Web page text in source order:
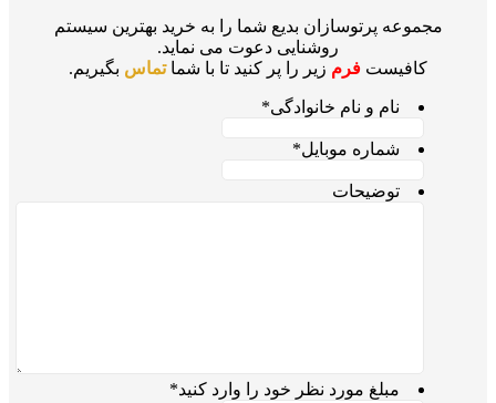
مجموعه پرتوسازان بدیع شما را به خرید بهترین سیستم
روشنایی دعوت می نماید.
کافیستفرم زیر را پر کنید تا با شماتماسبگیریم.
نام و نام خانوادگی*
شماره موبایل*
توضیحات
مبلغ مورد نظر خود را وارد کنید*